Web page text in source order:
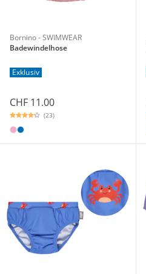
Bornino - SWIMWEAR
Badewindelhose
Exklusiv
CHF 11.00
(23)